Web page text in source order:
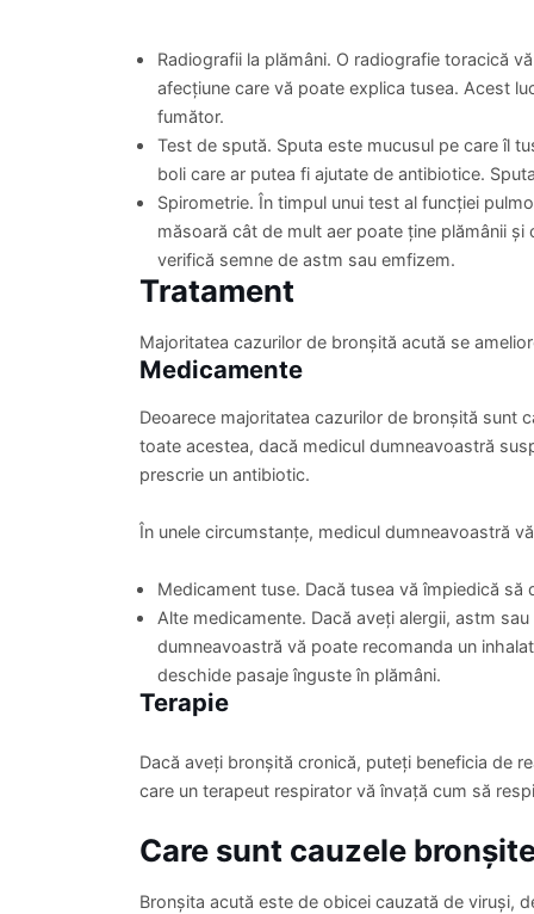
Radiografii la plămâni. O radiografie toracică
afecțiune care vă poate explica tusea. Acest
fumător.
Test de spută. Sputa este mucusul pe care îl
boli care ar putea fi ajutate de antibiotice.
Spirometrie. În timpul unui test al funcției
măsoară cât de mult aer poate ține plămânii
verifică semne de astm sau emfizem.
Tratament
Majoritatea cazurilor de bronșită acută se
Medicamente
Deoarece majoritatea cazurilor de bronșită sunt
toate acestea, dacă medicul dumneavoastră
prescrie un antibiotic.
În unele circumstanțe, medicul dumneavoastră
Medicament tuse. Dacă tusea vă împiedică
Alte medicamente. Dacă aveți alergii, astm
dumneavoastră vă poate recomanda un
deschide pasaje înguste în plămâni.
Terapie
Dacă aveți bronșită cronică, puteți beneficia de
care un terapeut respirator vă învață cum să
Care sunt cauzele
Bronșita acută este de obicei cauzată de viruși,